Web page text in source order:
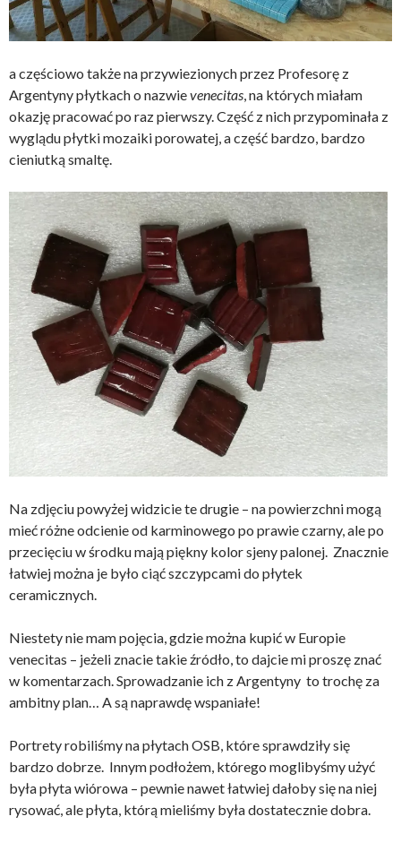
a częściowo także na przywiezionych przez Profesorę z
Argentyny płytkach o nazwievenecitas, na których miałam
okazję pracować po raz pierwszy. Część z nich przypominała z
wyglądu płytki mozaiki porowatej, a część bardzo, bardzo
cieniutką smaltę.
Na zdjęciu powyżej widzicie te drugie – na powierzchni mogą
mieć różne odcienie od karminowego po prawie czarny, ale po
przecięciu w środku mają piękny kolor sjeny palonej. Znacznie
łatwiej można je było ciąć szczypcami do płytek
ceramicznych.
Niestety nie mam pojęcia, gdzie można kupić w Europie
venecitas – jeżeli znacie takie źródło, to dajcie mi proszę znać
w komentarzach. Sprowadzanie ich z Argentyny to trochę za
ambitny plan… A są naprawdę wspaniałe!
Portrety robiliśmy na płytach OSB, które sprawdziły się
bardzo dobrze. Innym podłożem, którego moglibyśmy użyć
była płyta wiórowa – pewnie nawet łatwiej dałoby się na niej
rysować, ale płyta, którą mieliśmy była dostatecznie dobra.